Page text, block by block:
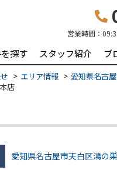
営業時間：
探す スタッフ紹介 ブ
エリア情報
愛知県名古
店
愛知県名古屋市天白区鴻の